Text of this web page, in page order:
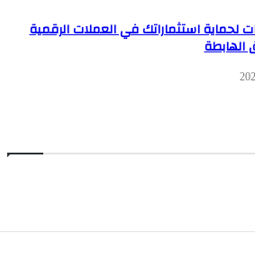
لحماية استثماراتك في العملات الرقمية
الهابطة